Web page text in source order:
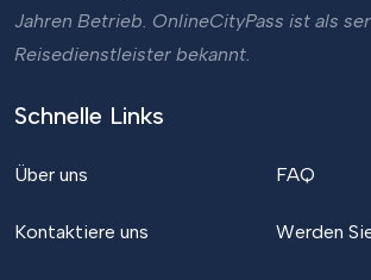
Jahren Betrieb. OnlineCityPass ist als
Reisedienstleister bekannt.
Schnelle Links
Über uns
Kontaktiere uns
FAQ
Werden